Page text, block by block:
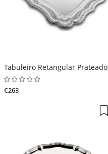
Tabuleiro Retangular Prateado
€263